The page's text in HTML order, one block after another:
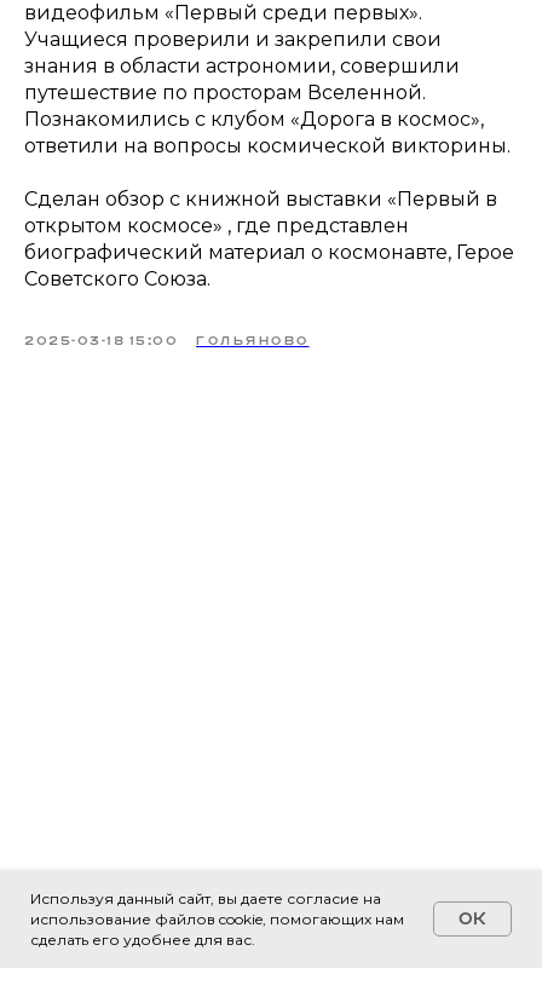
Используя данный сайт, вы даете согласие на
использование файлов cookie, помогающих нам
сделать его удобнее для вас.
OK
Свяжитесь с нами!
видеофильм «Первый среди первых».
Учащиеся проверили и закрепили свои
знания в области астрономии, совершили
путешествие по просторам Вселенной.
Познакомились с клубом «Дорога в космос»,
ответили на вопросы космической викторины.
Сделан обзор с книжной выставки «Первый в
открытом космосе» , где представлен
биографический материал о космонавте, Герое
Советского Союза.
2025-03-18 15:00 ГОЛЬЯНОВО